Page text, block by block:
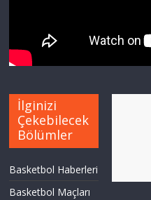
İlginizi
Çekebilecek
Bölümler
Basketbol Haberleri
Basketbol Maçları